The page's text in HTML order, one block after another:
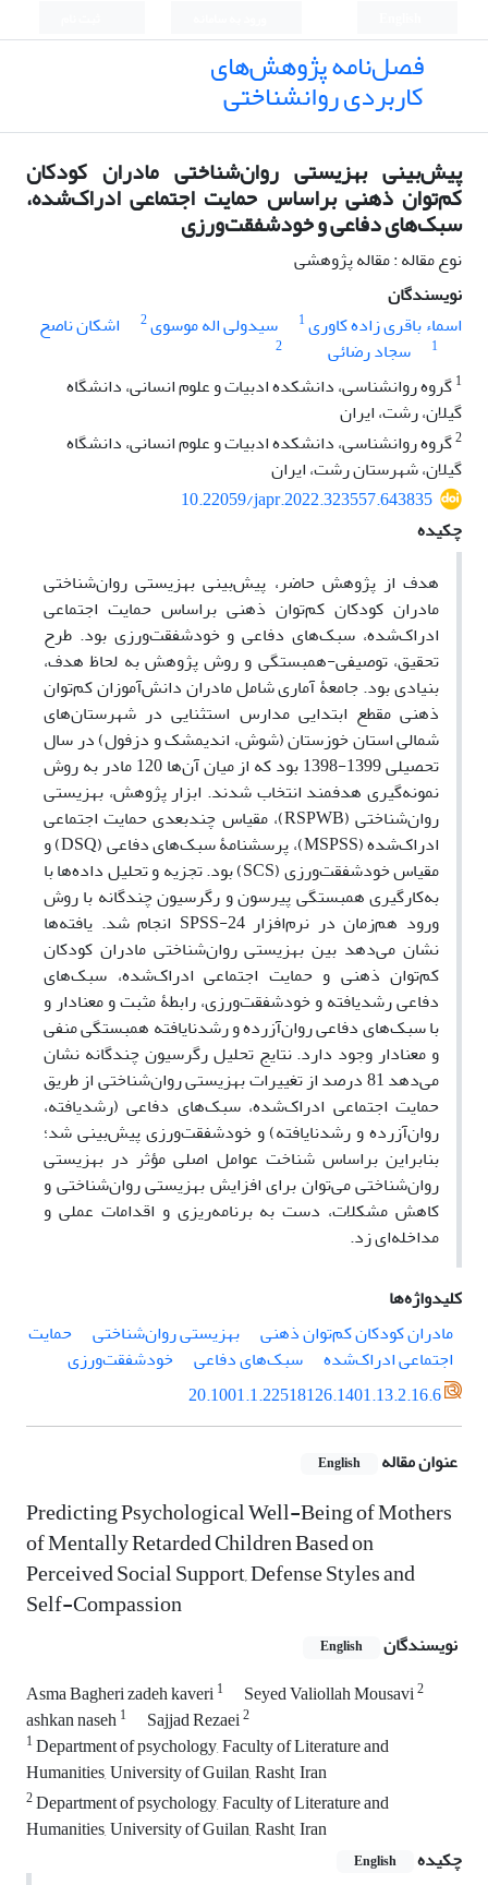
فصل‌نامه پژوهش‌های
کاربردی روانشناختی
پیش‌بینی بهزیستی روان‌شناختی مادران کودکان
کم‌توان ‌ذهنی براساس حمایت اجتماعی ادراک‌شده،
سبک‌های دفاعی و خودشفقت‌ورزی
نوع مقاله : مقاله پژوهشی
نویسندگان
اسماء باقری زاده کاوری1 سیدولی اله موسوی2 اشکان ناصح
1 سجاد رضائی
2
1گروه روانشناسی، دانشکده ادبیات و علوم انسانی، دانشگاه
گیلان، رشت، ایران
2گروه روانشناسی، دانشکده ادبیات و علوم انسانی، دانشگاه
گیلان، شهرستان رشت، ایران
10.22059/japr.2022.323557.643835
چکیده
هدف از پژوهش حاضر، پیش‌بینی بهزیستی روان‌شناختی
مادران کودکان کم‌توان‌ ذهنی براساس حمایت اجتماعی
ادراک‌شده، سبک‌های دفاعی و خودشفقت‌ورزی بود. طرح
تحقیق، توصیفی-همبستگی و روش پژوهش به لحاظ هدف،
بنیادی بود. جامعۀ آماری شامل مادران دانش‌آموزان کم‌توان
‌ذهنی مقطع ابتدایی مدارس استثنایی در شهرستان‌های
شمالی استان خوزستان (شوش، اندیمشک و دزفول) در سال
تحصیلی 1399-1398 بود که از میان آن‌ها 120 مادر به روش
نمونه‌گیری هدفمند انتخاب شدند. ابزار پژوهش، بهزیستی
روان‌شناختی (RSPWB)، مقیاس چندبعدی حمایت اجتماعی
ادراک‌شده (MSPSS)، پرسشنامۀ سبک‌های دفاعی (DSQ) و
مقیاس خودشفقت‌ورزی (SCS) بود. تجزیه و تحلیل داده‌ها با
به‌کارگیری همبستگی پیرسون و رگرسیون چندگانه با روش
ورود هم‌زمان در نرم‌افزار SPSS-24 انجام شد. یافته‌ها
نشان می‌دهد بین بهزیستی روان‌شناختی مادران کودکان
کم‌توان ‌ذهنی و حمایت اجتماعی ادراک‌شده، سبک‌های
دفاعی رشدیافته و خودشفقت‌ورزی، رابطۀ مثبت و معنادار و
با سبک‌های دفاعی روان‌آزرده و رشدنایافته همبستگی منفی
و معنادار وجود دارد. نتایج تحلیل رگرسیون چندگانه نشان
می‌دهد 81 درصد از تغییرات بهزیستی روان‌شناختی از طریق
حمایت اجتماعی ‌ادراک‌شده، سبک‌های دفاعی (رشدیافته،
روان‌آزرده و رشدنایافته) و خودشفقت‌ورزی پیش‌بینی شد؛
بنابراین براساس شناخت عوامل اصلی مؤثر در بهزیستی
روان‌شناختی می‌توان برای افزایش بهزیستی روان‌شناختی و
کاهش مشکلات، دست به برنامه‌ریزی و اقدامات عملی و
مداخله‌ای زد.
کلیدواژه‌ها
مادران کودکان کم‌توان ‌ذهنی
بهزیستی روان‌شناختی
حمایت
اجتماعی ادراک‌شده
سبک‌های دفاعی
خودشفقت‌ورزی
20.1001.1.22518126.1401.13.2.16.6
عنوان مقاله English
Predicting Psychological Well-Being of Mothers
of Mentally Retarded Children Based on
Perceived Social Support, Defense Styles and
Self-Compassion
نویسندگان English
Asma Bagheri zadeh kaveri1 Seyed Valiollah Mousavi2
ashkan naseh1 Sajjad Rezaei2
1Department of psychology, Faculty of Literature and
Humanities, University of Guilan, Rasht, Iran
2Department of psychology, Faculty of Literature and
Humanities, University of Guilan, Rasht, Iran
چکیده
English